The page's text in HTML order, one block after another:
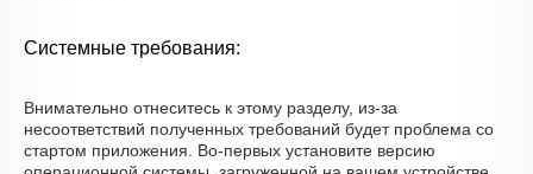
Системные требования:
Внимательно отнеситесь к этому разделу, из-за
несоответствий полученных требований будет проблема со
стартом приложения. Во-первых установите версию